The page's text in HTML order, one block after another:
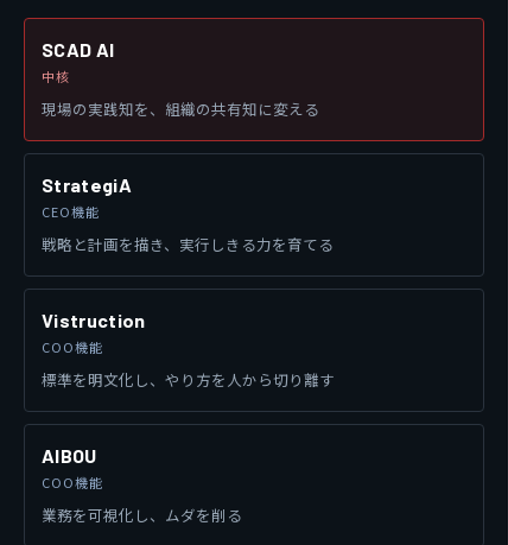
SCAD AI
中核
現場の実践知を、組織の共有知に変える
StrategiA
CEO機能
戦略と計画を描き、実行しきる力を育てる
Vistruction
COO機能
標準を明文化し、やり方を人から切り離す
AIBOU
COO機能
業務を可視化し、ムダを削る